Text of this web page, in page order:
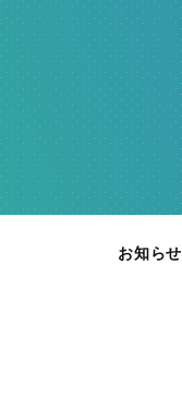
お知らせ